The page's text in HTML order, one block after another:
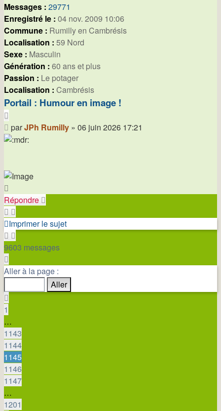
Messages : 29771
Enregistré le : 04 nov. 2009 10:06
Commune : Rumilly en Cambrésis
Localisation : 59 Nord
Sexe : Masculin
Génération : 60 ans et plus
Passion : Le potager
Localisation : Cambrésis
Portail : Humour en image !
Message
parJPh Rumilly » 06 juin 2026 17:21
Répondre
Imprimer le sujet
9603 messages
1145
1201
Aller à la page :
1
…
1143
1144
1145
1146
1147
…
1201